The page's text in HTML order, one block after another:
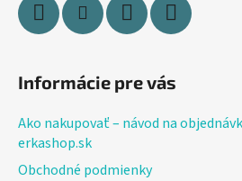
Informácie pre vás
Ako nakupovať – návod na
erkashop.sk
Obchodné podmienky